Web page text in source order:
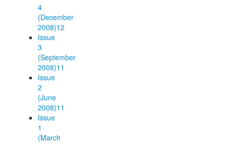
4
(December
2008)12
Issue
3
(September
2008)11
Issue
2
(June
2008)11
Issue
1
(March